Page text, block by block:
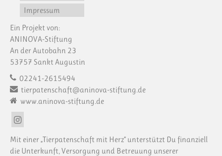
Impressum
Ein Projekt von:
ANINOVA-Stiftung
An der Autobahn 23
53757 Sankt Augustin
02241-2615494
tierpatenschaft@aninova-stiftung.de
www.aninova-stiftung.de
Mit einer „Tierpatenschaft mit Herz“ unterstützt Du finanziell
die Unterkunft, Versorgung und Betreuung unserer